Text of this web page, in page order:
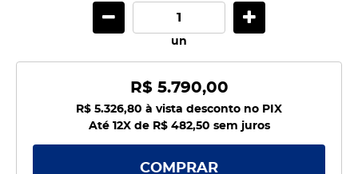
un
R$ 5.790,00
R$ 5.326,80 à vista desconto no PIX
Até 12X de R$ 482,50 sem juros
COMPRAR